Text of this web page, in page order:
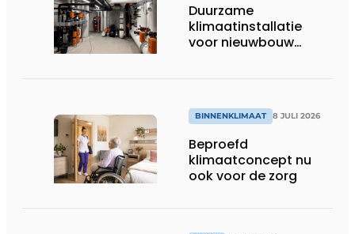
Duurzame
klimaatinstallatie
voor nieuwbouw
BINNENKLIMAAT 8 JULI 2026
Beproefd
klimaatconcept nu
ook voor de zorg